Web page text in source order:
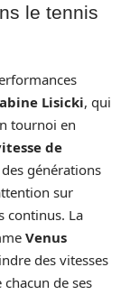
le tennis
Lisicki, qui
tournoi en
de
générations
sur
continus. La
Venus
des vitesses
de ses